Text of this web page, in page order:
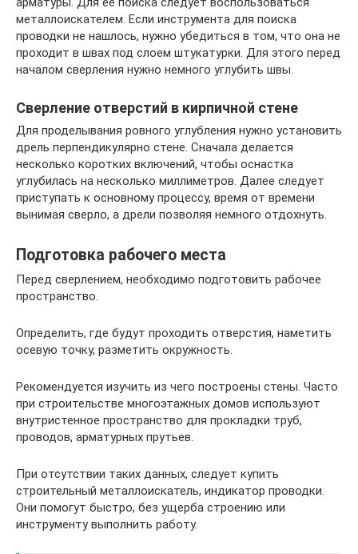
металлоискателем. Если инструмента для поиска
проводки не нашлось, нужно убедиться в том, что она не
проходит в швах под слоем штукатурки. Для этого перед
началом сверления нужно немного углубить швы.
Сверление отверстий в кирпичной стене
Для проделывания ровного углубления нужно установить
дрель перпендикулярно стене. Сначала делается
несколько коротких включений, чтобы оснастка
углубилась на несколько миллиметров. Далее следует
приступать к основному процессу, время от времени
вынимая сверло, а дрели позволяя немного отдохнуть.
Подготовка рабочего места
Перед сверлением, необходимо подготовить рабочее
пространство.
Определить, где будут проходить отверстия, наметить
осевую точку, разметить окружность.
Рекомендуется изучить из чего построены стены. Часто
при строительстве многоэтажных домов используют
внутристенное пространство для прокладки труб,
проводов, арматурных прутьев.
При отсутствии таких данных, следует купить
строительный металлоискатель, индикатор проводки.
Они помогут быстро, без ущерба строению или
инструменту выполнить работу.